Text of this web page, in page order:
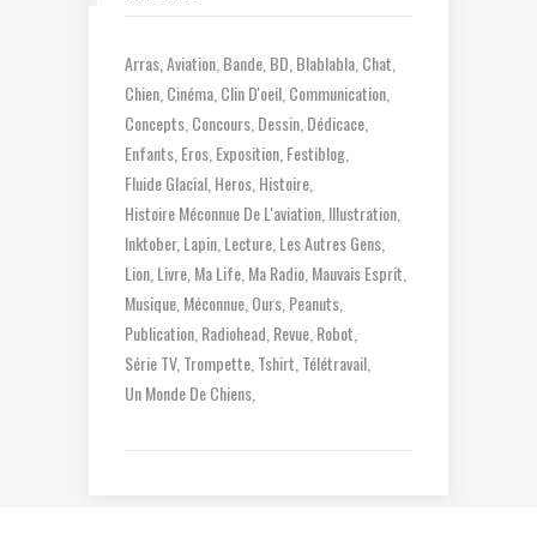
Arras Aviation Bande BD Blablabla Chat
Chien Cinéma Clin D'oeil Communication
Concepts Concours Dessin Dédicace
Enfants Eros Exposition Festiblog
Fluide Glacial Heros Histoire
Histoire Méconnue De L'aviation Illustration
Inktober Lapin Lecture Les Autres Gens
Lion Livre Ma Life Ma Radio Mauvais Esprit
Musique Méconnue Ours Peanuts
Publication Radiohead Revue Robot
Série TV Trompette Tshirt Télétravail
Un Monde De Chiens